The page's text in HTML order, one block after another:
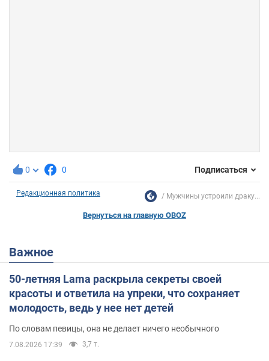
0 0 Подписаться
Редакционная политика Мужчины устроили драку...
Вернуться на главную OBOZ
Важное
50-летняя Lama раскрыла секреты своей
красоты и ответила на упреки, что сохраняет
молодость, ведь у нее нет детей
По словам певицы, она не делает ничего необычного
7.08.2026 17:39 3,7 т.